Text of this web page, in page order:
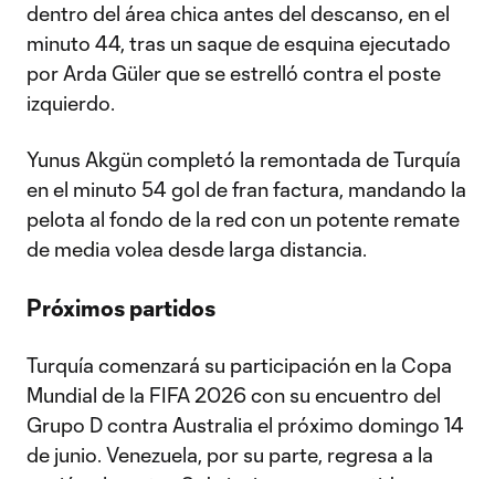
dentro del área chica antes del descanso, en el
minuto 44, tras un saque de esquina ejecutado
por Arda Güler que se estrelló contra el poste
izquierdo.
Yunus Akgün completó la remontada de Turquía
en el minuto 54 gol de fran factura, mandando la
pelota al fondo de la red con un potente remate
de media volea desde larga distancia.
Próximos partidos
Turquía comenzará su participación en la Copa
Mundial de la FIFA 2026 con su encuentro del
Grupo D contra Australia el próximo domingo 14
de junio. Venezuela, por su parte, regresa a la